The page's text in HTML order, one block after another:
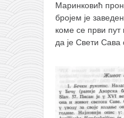
Маринковић
бројем је
коме се први
да је Свети Сава